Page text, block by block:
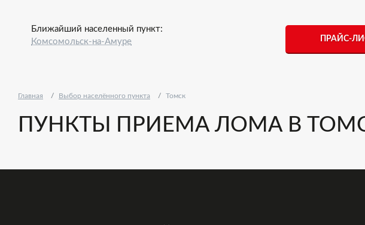
Ближайший населенный пункт:
Комсомольск-на-Амуре
ПРАЙС-
Главная Выбор населённого пункта Томск
ПУНКТЫ ПРИЕМА ЛОМА В